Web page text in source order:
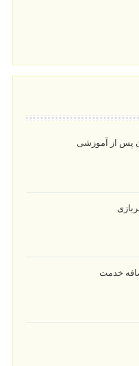
پس از آموزشی
خدمت